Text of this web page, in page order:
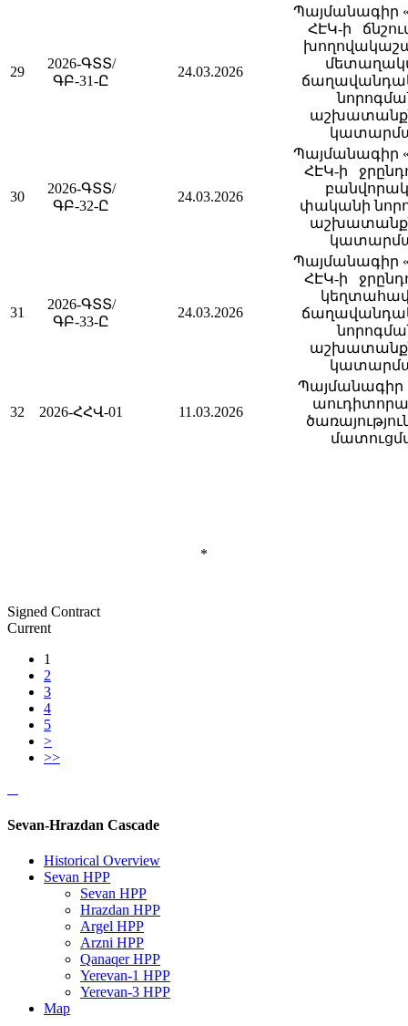
29
2026-ԳՏՏ/
ԳԲ-31-Ը
24.03.2026
Պայմանագիր
ՀԷԿ-ի
30
2026-ԳՏՏ/
ԳԲ-32-Ը
24.03.2026
Պայմանագիր
ՀԷԿ-ի
փականի
31
2026-ԳՏՏ/
ԳԲ-33-Ը
24.03.2026
Պայմանագիր
ՀԷԿ-ի
32 2026-ՀՀՎ-01 11.03.2026
Պայմանագիր
*
Signed Contract
Current
1
2
3
4
5
>
>>
Sevan-Hrazdan Cascade
Historical Overview
Sevan HPP
Sevan HPP
Hrazdan HPP
Argel HPP
Arzni HPP
Qanaqer HPP
Yerevan-1 HPP
Yerevan-3 HPP
Map